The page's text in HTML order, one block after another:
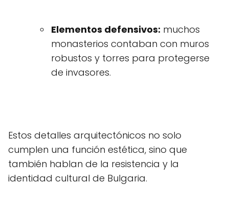
Elementos defensivos: muchos
monasterios contaban con muros
robustos y torres para protegerse
de invasores.
Estos detalles arquitectónicos no solo
cumplen una función estética, sino que
también hablan de la resistencia y la
identidad cultural de Bulgaria.